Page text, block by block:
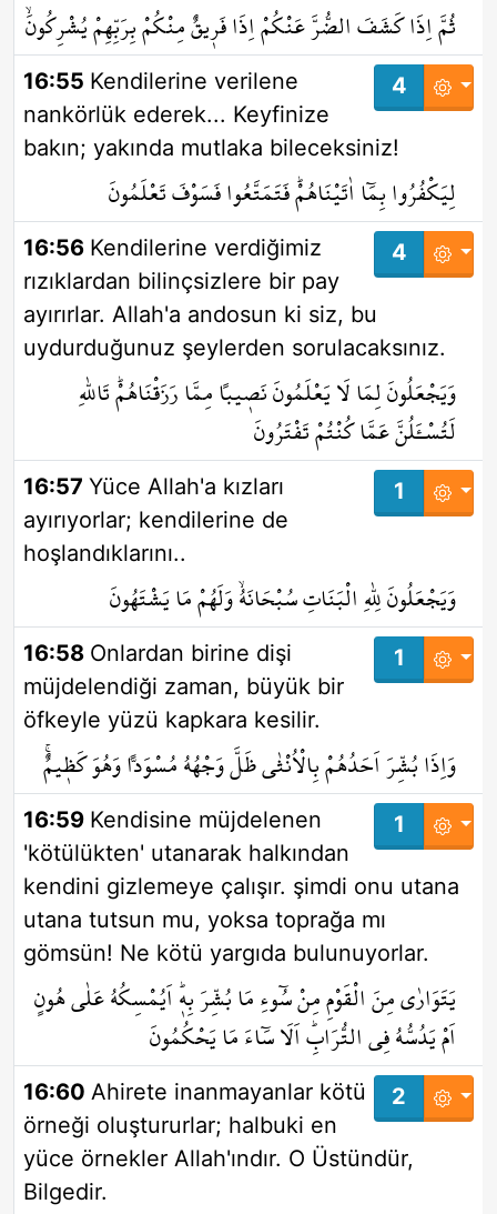
ثُمَّ اِذَا كَشَفَ الضُّرَّ عَنْكُمْ اِذَا فَر۪يقٌ مِنْكُمْ بِرَبِّهِمْ يُشْرِكُونَۙ
4
16:55 Kendilerine verilene
nankörlük ederek... Keyfinize
bakın; yakında mutlaka bileceksiniz!
لِيَكْفُرُوا بِمَٓا اٰتَيْنَاهُمْۜ فَتَمَتَّعُوا۠ فَسَوْفَ تَعْلَمُونَ
4
16:56 Kendilerine verdiğimiz
rızıklardan bilinçsizlere bir pay
ayırırlar. Allah'a andosun ki siz, bu
uydurduğunuz şeylerden sorulacaksınız.
وَيَجْعَلُونَ لِمَا لَا يَعْلَمُونَ نَص۪يباً مِمَّا رَزَقْنَاهُمْۜ تَاللّٰهِ
لَتُسْـَٔلُنَّ عَمَّا كُنْتُمْ تَفْتَرُونَ
1
16:57 Yüce Allah'a kızları
ayırıyorlar; kendilerine de
hoşlandıklarını..
وَيَجْعَلُونَ لِلّٰهِ الْبَنَاتِ سُبْحَانَهُۙ وَلَهُمْ مَا يَشْتَهُونَ
1
16:58 Onlardan birine dişi
müjdelendiği zaman, büyük bir
öfkeyle yüzü kapkara kesilir.
وَاِذَا بُشِّرَ اَحَدُهُمْ بِالْاُنْثٰى ظَلَّ وَجْهُهُ مُسْوَداًّ وَهُوَ كَظ۪يمٌۚ
1
16:59 Kendisine müjdelenen
'kötülükten' utanarak halkından
kendini gizlemeye çalışır. şimdi onu utana
utana tutsun mu, yoksa toprağa mı
gömsün! Ne kötü yargıda bulunuyorlar.
يَتَوَارٰى مِنَ الْقَوْمِ مِنْ سُٓوءِ مَا بُشِّرَ بِه۪ۜ اَيُمْسِكُهُ عَلٰى هُونٍ
اَمْ يَدُسُّهُ فِي التُّرَابِۜ اَلَا سَٓاءَ مَا يَحْكُمُونَ
2
16:60 Ahirete inanmayanlar kötü
örneği oluştururlar; halbuki en
yüce örnekler Allah'ındır. O Üstündür,
Bilgedir.